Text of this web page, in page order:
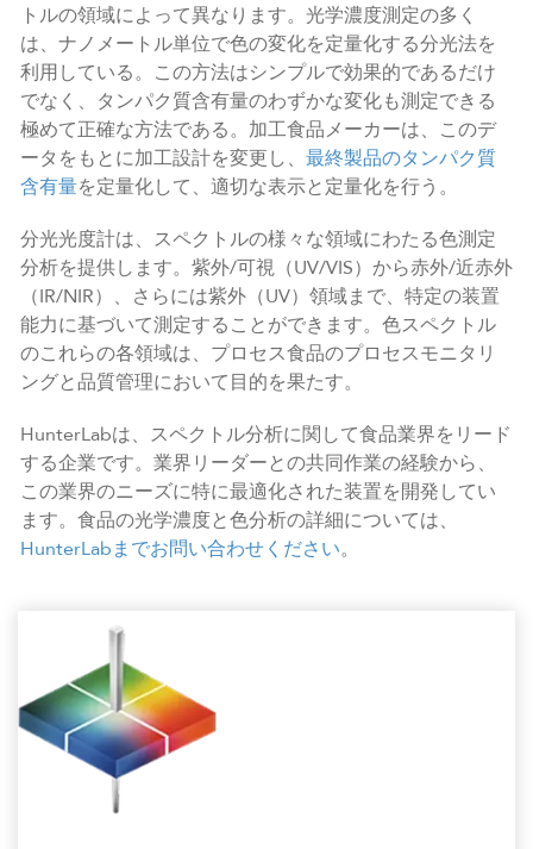
トルの領域によって異なります。光学濃度測定の多く
は、ナノメートル単位で色の変化を定量化する分光法を
利用している。この方法はシンプルで効果的であるだけ
でなく、タンパク質含有量のわずかな変化も測定できる
極めて正確な方法である。加工食品メーカーは、このデ
ータをもとに加工設計を変更し、 最終製品のタンパク質
含有量を定量化して、適切な表示と定量化を行う。
分光光度計は、スペクトルの様々な領域にわたる色測定
分析を提供します。紫外/可視（UV/VIS）から赤外/近赤外
（IR/NIR）、さらには紫外（UV）領域まで、特定の装置
能力に基づいて測定することができます。色スペクトル
のこれらの各領域は、プロセス食品のプロセスモニタリ
ングと品質管理において目的を果たす。
HunterLabは、スペクトル分析に関して食品業界をリード
する企業です。業界リーダーとの共同作業の経験から、
この業界のニーズに特に最適化された装置を開発してい
ます。食品の光学濃度と色分析の詳細については、
HunterLabまでお問い合わせください。